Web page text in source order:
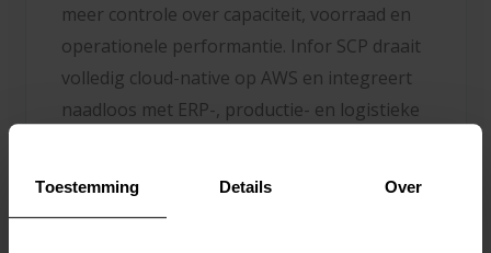
Toestemming Details Over
meer controle over capaciteit, voorraad en
operationele performantie. Infor SCP draait
volledig cloud-native op AWS en integreert
naadloos met ERP-, productie- en logistieke
toekomstgerichte supply chain omgeving die